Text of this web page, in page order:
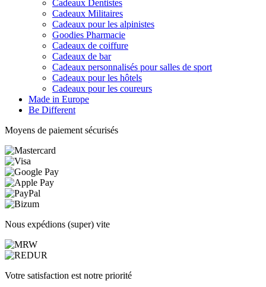
Cadeaux Dentistes
Cadeaux Militaires
Cadeaux pour les alpinistes
Goodies Pharmacie
Cadeaux de coiffure
Cadeaux de bar
Cadeaux personnalisés pour salles de sport
Cadeaux pour les hôtels
Cadeaux pour les coureurs
Made in Europe
Be Different
Moyens de paiement sécurisés
Nous expédions (super) vite
Votre satisfaction est notre priorité